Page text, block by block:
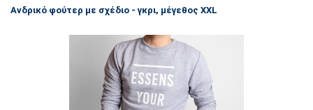
Ανδρικό φούτερ με σχέδιο - γκρι, μέγεθος XXL